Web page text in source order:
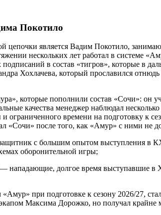
Покотило
цепочки является Вадим Покотило,
нескольких лет работал в системе
в состав «тигров», которые в
Хохлачева, который прославился отнюдь
которые пополнили состав «Сочи»: он
качества менеджер наблюдал
ограниченного времени на подготовку к
«Сочи» после того, как «Амур» с ними не
с большим опытом выступления в
оборонительной игры;
нападающие, долгое время выступавшие в
при подготовке к сезону 2026/27,
Максима Дорожко, но получал